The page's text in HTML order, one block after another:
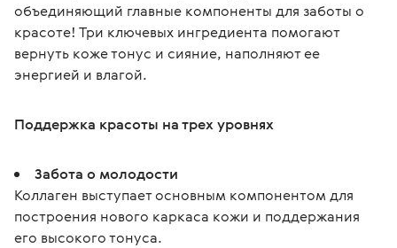
объединяющий главные компоненты для заботы о
красоте! Три ключевых ингредиента помогают
вернуть коже тонус и сияние, наполняют ее
энергией и влагой.
Поддержка красоты на трех уровнях
Забота о молодости
Коллаген выступает основным компонентом для
построения нового каркаса кожи и поддержания
его высокого тонуса.